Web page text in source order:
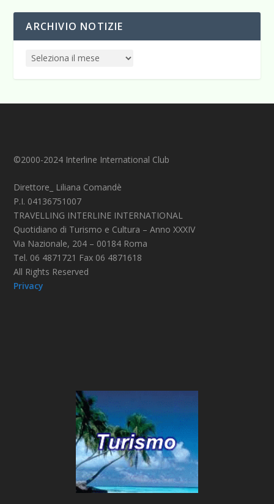
ARCHIVIO NOTIZIE
©2000-2024 Interline International Club
Direttore_ Liliana Comandè
P.I. 04136751007
TRAVELLING INTERLINE INTERNATIONAL
Quotidiano di Turismo e Cultura – Anno XXXIV
Via Nazionale, 204 – 00184 Roma
Tel. 06 4871721 Fax 06 4871618
All Rights Reserved
Privacy